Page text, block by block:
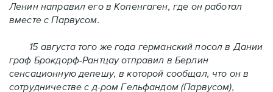
Ленин направил его в Копенгаген, где он работал
вместе с Парвусом.
15 августа того же года германский посол в Дании
граф Брокдорф-Рантцау отправил в Берлин
сенсационную депешу, в которой сообщал, что он в
сотрудничестве с д-ром Гельфандом (Парвусом),